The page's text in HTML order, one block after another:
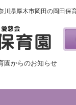
川県厚木市岡田の岡田保
園からのお知らせ